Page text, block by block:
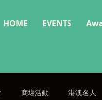
HOME EVENTS
商塲活動 港澳名人